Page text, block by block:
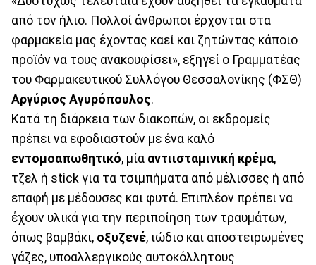
από τον ήλιο. Πολλοί άνθρωποι έρχονται στα
φαρμακεία μας έχοντας καεί και ζητώντας κάποιο
προϊόν να τους ανακουφίσει», εξηγεί ο Γραμματέας
του Φαρμακευτικού Συλλόγου Θεσσαλονίκης (ΦΣΘ)
Αργύριος Αγυρόπουλος.
Κατά τη διάρκεια των διακοπών, οι εκδρομείς
πρέπει να εφοδιαστούν με ένα καλό
εντομοαπωθητικό, μία αντιισταμινική κρέμα,
τζελ ή stick για τα τσιμπήματα από μέλισσες ή από
επαφή με μέδουσες και φυτά. Επιπλέον πρέπει να
έχουν υλικά για την περιποίηση των τραυμάτων,
όπως βαμβάκι, οξυζενέ, ιώδιο και αποστειρωμένες
γάζες, υποαλλεργικούς αυτοκόλλητους